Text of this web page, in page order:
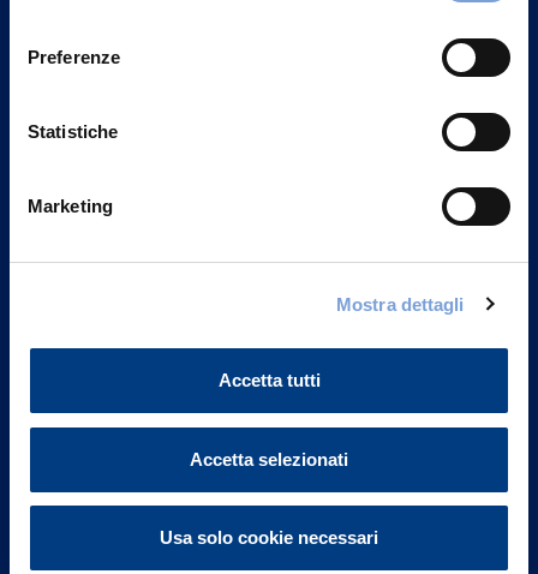
Preferenze
Statistiche
Marketing
Mostra dettagli
Accetta tutti
Accetta selezionati
Usa solo cookie necessari
Vittoria Assicurazioni S.p.A.
Governance
Altre informazioni